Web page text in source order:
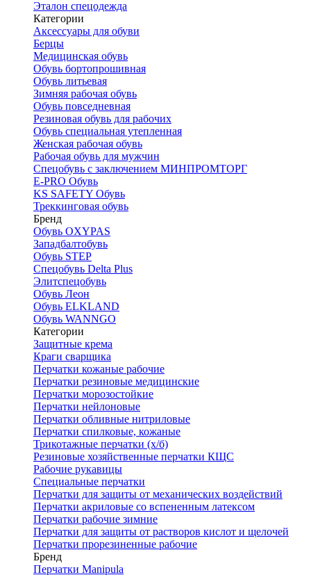
Эталон спецодежда
Категории
Аксессуары для обуви
Берцы
Медицинская обувь
Обувь бортопрошивная
Обувь литьевая
Зимняя рабочая обувь
Обувь повседневная
Резиновая обувь для рабочих
Обувь специальная утепленная
Женская рабочая обувь
Рабочая обувь для мужчин
Спецобувь с заключением МИНПРОМТОРГ
E-PRO Обувь
KS SAFETY Обувь
Треккинговая обувь
Бренд
Обувь OXYPAS
Западбалтобувь
Обувь STEP
Спецобувь Delta Plus
Элитспецобувь
Обувь Леон
Обувь ELKLAND
Обувь WANNGO
Категории
Защитные крема
Краги сварщика
Перчатки кожаные рабочие
Перчатки резиновые медицинские
Перчатки морозостойкие
Перчатки нейлоновые
Перчатки обливные нитриловые
Перчатки спилковые, кожаные
Трикотажные перчатки (х/б)
Резиновые хозяйственные перчатки КЩС
Рабочие рукавицы
Специальные перчатки
Перчатки для защиты от механических воздействий
Перчатки акриловые со вспененным латексом
Перчатки рабочие зимние
Перчатки для защиты от растворов кислот и щелочей
Перчатки прорезиненные рабочие
Бренд
Перчатки Manipula